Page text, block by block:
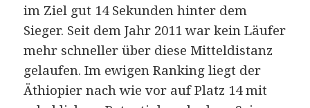
im Ziel gut 14 Sekunden hinter dem
Sieger. Seit dem Jahr 2011 war kein Läufer
mehr schneller über diese Mitteldistanz
gelaufen. Im ewigen Ranking liegt der
Äthiopier nach wie vor auf Platz 14 mit